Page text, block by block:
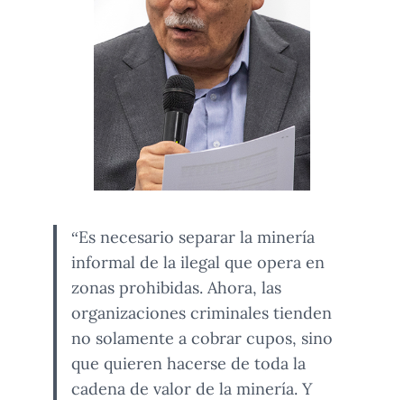
“Es necesario separar la minería
informal de la ilegal que opera en
zonas prohibidas. Ahora, las
organizaciones criminales tienden
no solamente a cobrar cupos, sino
que quieren hacerse de toda la
cadena de valor de la minería. Y